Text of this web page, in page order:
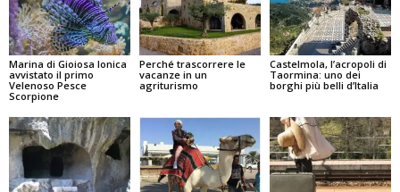
Marina di Gioiosa Ionica
avvistato il primo
Velenoso Pesce
Scorpione
Perché trascorrere le
vacanze in un
agriturismo
Castelmola, l’acropoli di
Taormina: uno dei
borghi più belli d’Italia